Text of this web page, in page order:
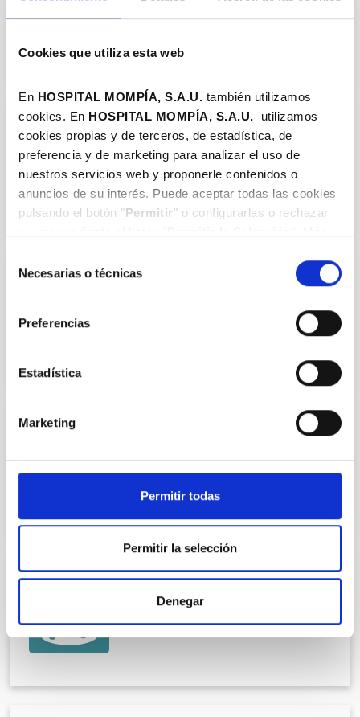
Cookies que utiliza esta web
En HOSPITAL MOMPÍA, S.A.U. también utilizamos
cookies. En HOSPITAL MOMPÍA, S.A.U. utilizamos
cookies propias y de terceros, de estadística, de
preferencia y de marketing para analizar el uso de
nuestros servicios web y proponerle contenidos o
anuncios de su interés. Puede aceptar todas las cookies
pulsando el botón "Permitir" o configurarlas o rechazar
Necesarias o técnicas
Preferencias
Estadística
Marketing
Permitir todas
Permitir la selección
Denegar
Dr. María Jesús López Arias
COL.393904326
APARATO DIGESTIVO
CARDIOLOGÍA
Dr. Juan Pablo Hernando García